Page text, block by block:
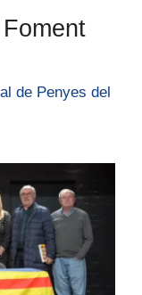
de Penyes del